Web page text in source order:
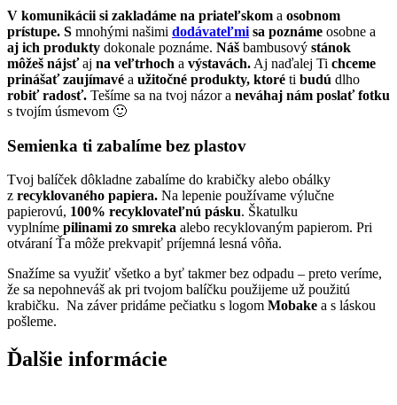
V komunikácii si zakladáme na priateľskom a osobnom
prístupe. S mnohými našimi dodávateľmi sa poznáme osobne a
aj ich produkty dokonale poznáme. Náš bambusový stánok
môžeš nájsťaj na veľtrhoch a výstavách. Aj naďalej Ti chceme
prinášaťzaujímavé a užitočné produkty, ktoré ti budú dlho
robiť radosť. Tešíme sa na tvoj názor a neváhaj nám poslať fotku
s tvojím úsmevom 🙂
Semienka ti zabalíme bez plastov
Tvoj balíček dôkladne zabalíme do krabičky alebo obálky
z recyklovaného papiera. Na lepenie používame výlučne
papierovú, 100% recyklovateľnú pásku. Škatulku
vyplníme pilinami zo smreka alebo recyklovaným papierom. Pri
otváraní Ťa môže prekvapiť príjemná lesná vôňa.
Snažíme sa využiť všetko a byť takmer bez odpadu – preto veríme,
že sa nepohneváš ak pri tvojom balíčku použijeme už použitú
krabičku. Na záver pridáme pečiatku s logom Mobake a s láskou
pošleme.
Ďalšie informácie